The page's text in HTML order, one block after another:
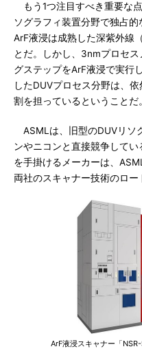
もう1つ注目すべき重要な
ソグラフィ装置分野で独占的
ArF液浸は成熟した深紫外線
とだ。しかし、3nmプロセ
グステップをArF液浸で実行
したDUVプロセス分野は、
割を担っているということだ。
ASMLは、旧型のDUVリソ
ンやニコンと直接競争して
を手掛けるメーカーは、
両社のスキャナー技術のロー
ArF液浸スキャナー「